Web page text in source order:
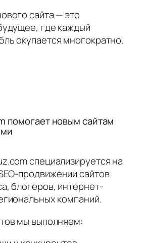
сайта — это
где каждый
окупается многократно.
помогает новым сайтам
специализируется на
продвижении сайтов
блогеров, интернет-
компаний.
мы выполняем: